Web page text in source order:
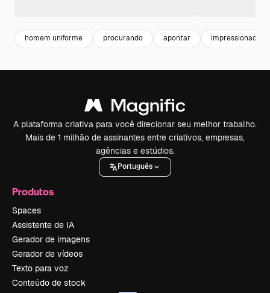
homem uniforme procurando apontar impressionado
A plataforma criativa para você direcionar seu melhor trabalho.
Mais de 1 milhão de assinantes entre criativos, empresas,
agências e estúdios.
Português
Produtos
Spaces
Assistente de IA
Gerador de imagens
Gerador de vídeos
Texto para voz
Conteúdo de stock